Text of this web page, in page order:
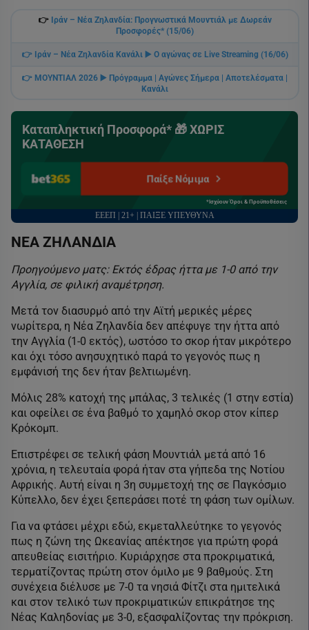
👉️ Ιράν – Νέα Ζηλανδία: Προγνωστικά Μουντιάλ με Δωρεάν
Προσφορές* (15/06)
👉️ Ιράν – Νέα Ζηλανδία Κανάλι ▶️ Ο αγώνας σε Live Streaming (16/06)
👉️ ΜΟΥΝΤΙΑΛ 2026 ▶️ Πρόγραμμα | Αγώνες Σήμερα | Αποτελέσματα |
Κανάλι
Καταπληκτική Προσφορά* 🎁 ΧΩΡΙΣ
ΚΑΤΑΘΕΣΗ
Παίξε Νόμιμα
*Ισχύουν Όροι & Προϋποθέσεις
ΕΕΕΠ | 21+ | ΠΑΙΞΕ ΥΠΕΥΘΥΝΑ
ΝΕΑ ΖΗΛΑΝΔΙΑ
Προηγούμενο ματς: Εκτός έδρας ήττα με 1-0 από την
Αγγλία, σε φιλική αναμέτρηση.
Μετά τον διασυρμό από την Αϊτή μερικές μέρες
νωρίτερα, η Νέα Ζηλανδία δεν απέφυγε την ήττα από
την Αγγλία (1-0 εκτός), ωστόσο το σκορ ήταν μικρότερο
και όχι τόσο ανησυχητικό παρά το γεγονός πως η
εμφάνισή της δεν ήταν βελτιωμένη.
Μόλις 28% κατοχή της μπάλας, 3 τελικές (1 στην εστία)
και οφείλει σε ένα βαθμό το χαμηλό σκορ στον κίπερ
Κρόκομπ.
Επιστρέφει σε τελική φάση Μουντιάλ μετά από 16
χρόνια, η τελευταία φορά ήταν στα γήπεδα της Νοτίου
Αφρικής. Αυτή είναι η 3η συμμετοχή της σε Παγκόσμιο
Κύπελλο, δεν έχει ξεπεράσει ποτέ τη φάση των ομίλων.
Για να φτάσει μέχρι εδώ, εκμεταλλεύτηκε το γεγονός
πως η ζώνη της Ωκεανίας απέκτησε για πρώτη φορά
απευθείας εισιτήριο. Κυριάρχησε στα προκριματικά,
τερματίζοντας πρώτη στον όμιλο με 9 βαθμούς. Στη
συνέχεια διέλυσε με 7-0 τα νησιά Φίτζι στα ημιτελικά
και στον τελικό των προκριματικών επικράτησε της
Νέας Καληδονίας με 3-0, εξασφαλίζοντας την πρόκριση.